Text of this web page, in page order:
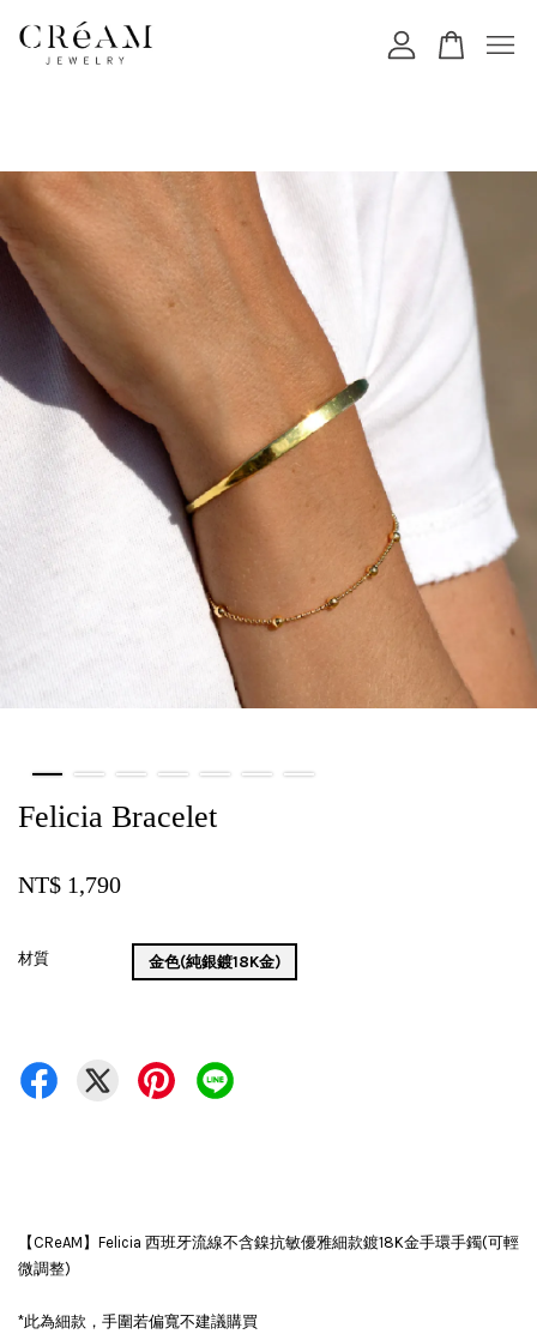
Felicia Bracelet
NT$ 1,790
材質 金色(純銀鍍18K金)
【CReAM】Felicia 西班牙流線不含鎳抗敏優雅細款鍍18K金手環手鐲(可輕
微調整)
*此為細款，手圍若偏寬不建議購買
繼續購物